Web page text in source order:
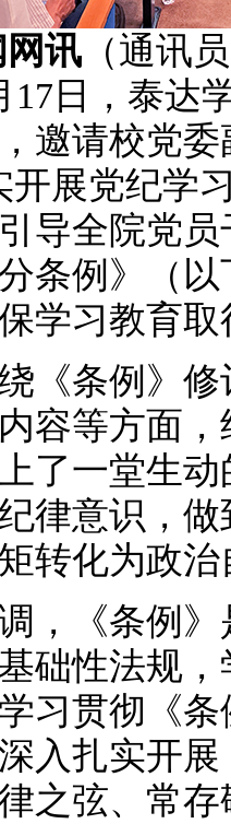
讯 （通讯
17日，泰达
邀请校党
开展党纪学
导全院党
条例》（
学习教育取
条例》修
容等方面
了一堂生
律意识，
转化为政
《条例》
础性法规
习贯彻《
入扎实开
之弦、常